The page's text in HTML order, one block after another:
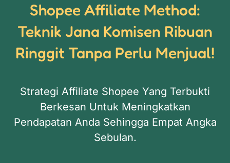
Shopee Affiliate Method:
Teknik Jana Komisen Ribuan
Ringgit Tanpa Perlu Menjual!
Strategi Affiliate Shopee Yang Terbukti
Berkesan Untuk Meningkatkan
Pendapatan Anda Sehingga Empat Angka
Sebulan.